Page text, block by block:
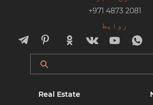
+971 4873 2081
روابط
Real Estate